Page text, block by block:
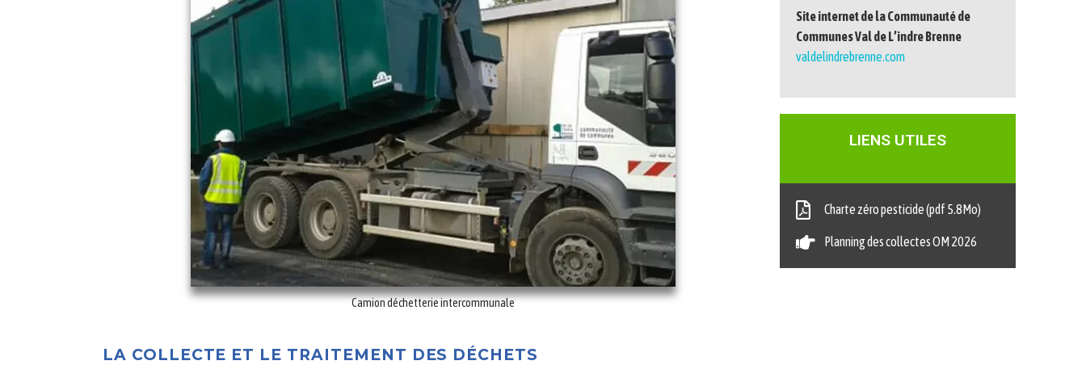
Camion déchetterie intercommunale
LA COLLECTE ET LE TRAITEMENT DES DÉCHETS
Site internet de la Communauté de
Communes Val de L’indre Brenne
valdelindrebrenne.com
LIENS UTILES
Charte zéro pesticide (pdf 5.8Mo)
Planning des collectes OM 2026